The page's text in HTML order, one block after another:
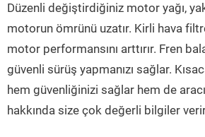
Düzenli değiştirdiğiniz motor yağı,
motorun ömrünü uzatır. Kirli hava
motor performansını arttırır. Fren
güvenli sürüş yapmanızı sağlar.
hem güvenliğinizi sağlar hem de
hakkında size çok değerli bilgiler